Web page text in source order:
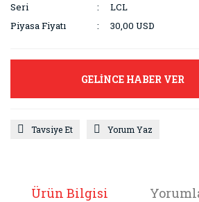
Seri
LCL
Piyasa Fiyatı
30,00 USD
GELİNCE HABER VER
Tavsiye Et Yorum Yaz
Ürün Bilgisi